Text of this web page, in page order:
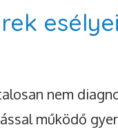
nem
működő